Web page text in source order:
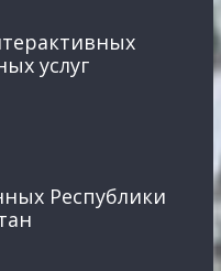
услуг
Республики